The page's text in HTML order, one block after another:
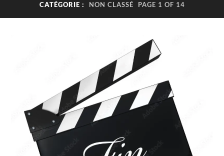
CATÉGORIE : NON CLASSÉ PAGE 1 OF 14